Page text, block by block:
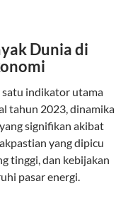
Dunia di
satu indikator utama
tahun 2023, dinamika
signifikan akibat
yang dipicu
tinggi, dan kebijakan
pasar energi.